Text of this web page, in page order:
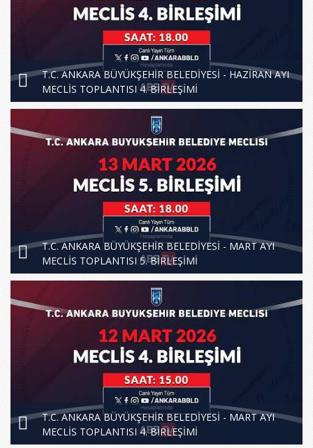
T.C. ANKARA BÜYÜKŞEHİR BELEDİYESİ - HAZİRAN AYI
MECLİS TOPLANTISI 4. BİRLEŞİMİ
T.C. ANKARA BÜYÜKŞEHİR BELEDİYESİ - MART AYI
MECLİS TOPLANTISI 5. BİRLEŞİMİ
T.C. ANKARA BÜYÜKŞEHİR BELEDİYESİ - MART AYI
MECLİS TOPLANTISI 4. BİRLEŞİMİ